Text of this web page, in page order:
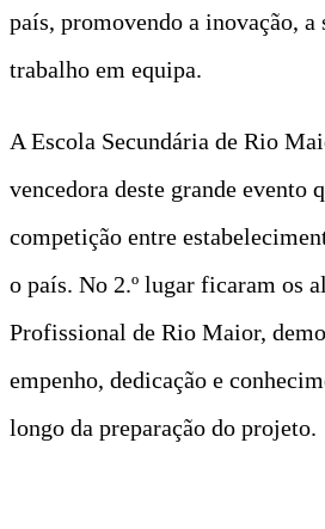
país, promovendo a inovação, a
trabalho em equipa.
A Escola Secundária de Rio
vencedora deste grande evento
competição entre
o país. No 2.º lugar ficaram os
Profissional de Rio Maior,
empenho, dedicação e
longo da preparação do projeto.